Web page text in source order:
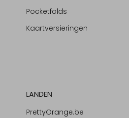
Pocketfolds
Kaartversieringen
LANDEN
PrettyOrange.be